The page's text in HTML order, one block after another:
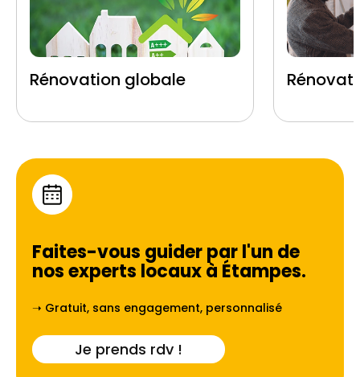
Rénovation globale
Faites-vous guider par l'un de
nos experts locaux à Étampes.
➝ Gratuit, sans engagement, personnalisé
Je prends rdv !